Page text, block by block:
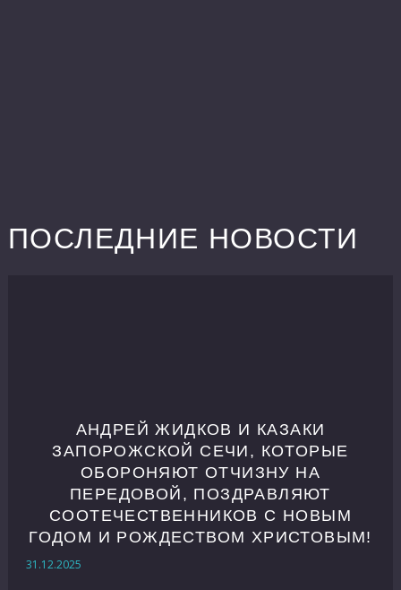
ПОСЛЕДНИЕ НОВОСТИ
АНДРЕЙ ЖИДКОВ И КАЗАКИ
ЗАПОРОЖСКОЙ СЕЧИ, КОТОРЫЕ
ОБОРОНЯЮТ ОТЧИЗНУ НА
ПЕРЕДОВОЙ, ПОЗДРАВЛЯЮТ
СООТЕЧЕСТВЕННИКОВ С НОВЫМ
ГОДОМ И РОЖДЕСТВОМ ХРИСТОВЫМ!
31.12.2025